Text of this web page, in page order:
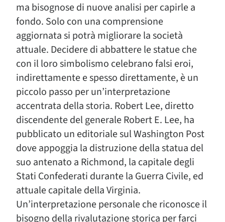
ma bisognose di nuove analisi per capirle a
fondo. Solo con una comprensione
aggiornata si potrà migliorare la società
attuale. Decidere di abbattere le statue che
con il loro simbolismo celebrano falsi eroi,
indirettamente e spesso direttamente, è un
piccolo passo per un’interpretazione
accentrata della storia. Robert Lee, diretto
discendente del generale Robert E. Lee, ha
pubblicato un editoriale sul Washington Post
dove appoggia la distruzione della statua del
suo antenato a Richmond, la capitale degli
Stati Confederati durante la Guerra Civile, ed
attuale capitale della Virginia.
Un’interpretazione personale che riconosce il
bisogno della rivalutazione storica per farci